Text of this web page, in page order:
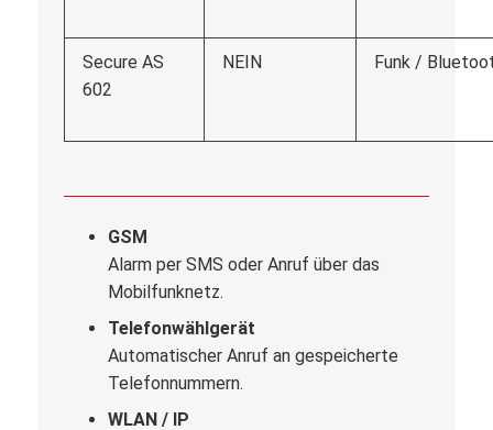
Secure AS
602
NEIN Funk /
GSM
Alarm per SMS oder Anruf über das
Mobilfunknetz.
Telefonwählgerät
Automatischer Anruf an gespeicherte
Telefonnummern.
WLAN / IP